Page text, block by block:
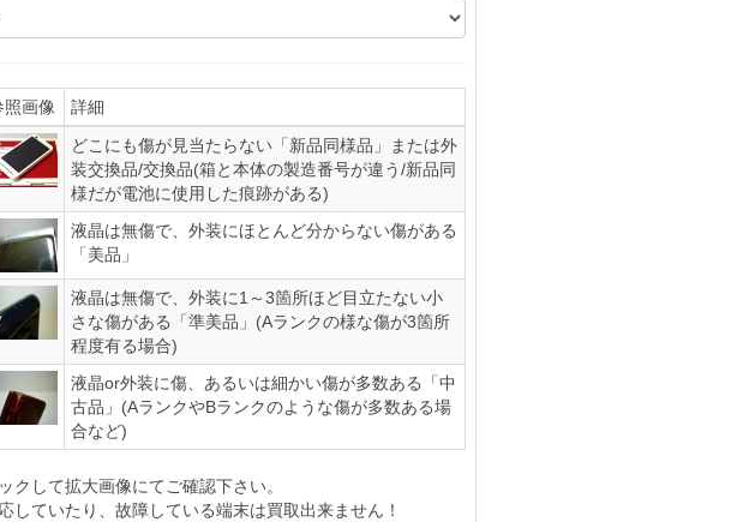
照画像
詳細
どこにも傷が見当たらない「新品同様品」または外
装交換品/交換品(箱と本体の製造番号が違う/新品同
様だが電池に使用した痕跡がある)
液晶は無傷で、外装にほとんど分からない傷がある
「美品」
液晶は無傷で、外装に1～3箇所ほど目立たない小
さな傷がある「準美品」(Aランクの様な傷が3箇所
程度有る場合)
液晶or外装に傷、あるいは細かい傷が多数ある「中
古品」(AランクやBランクのような傷が多数ある場
合など)
クして拡大画像にてご確認下さい。
していたり、故障している端末は買取出来ません！